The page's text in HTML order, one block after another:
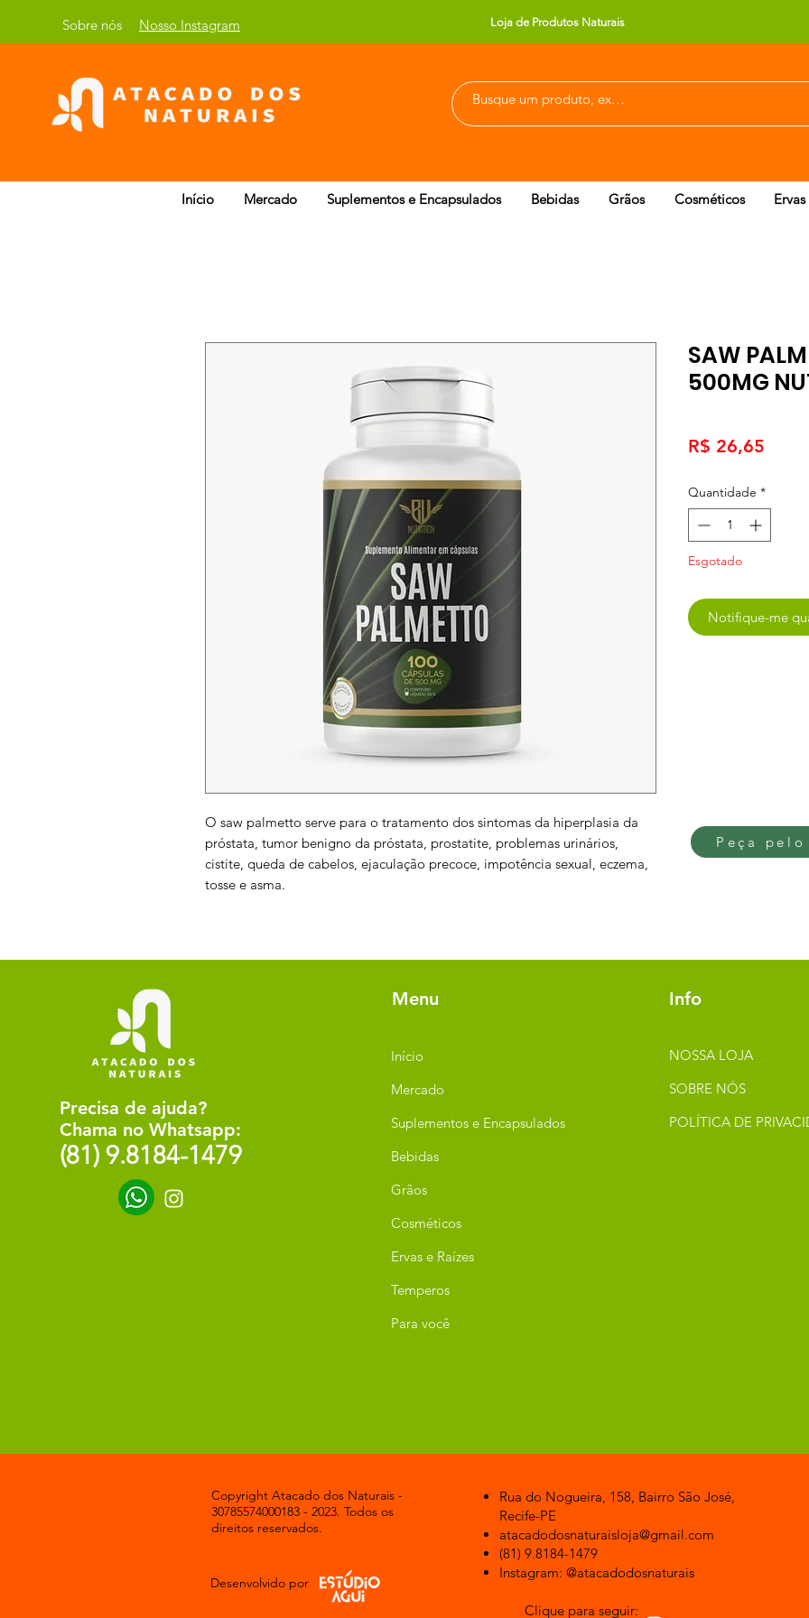
Sobre nós Nosso Instagram Loja de Produtos Naturais
Início Mercado Suplementos e Encapsulados Bebidas Grãos Cosméticos
O saw palmetto serve para o tratamento dos sintomas da hiperplasia da
próstata, tumor benigno da próstata, prostatite, problemas urinários,
cistite, queda de cabelos, ejaculação precoce, impotência sexual, eczema,
tosse e asma.
SAW
500MG
R$ 26,65
Quantidade *
Esgotado
Notifique-me
Peça pelo
Precisa de ajuda?
Chama no Whatsapp:
(81) 9.8184-1479
Menu
Início
Mercado
Suplementos e Encapsulados
Bebidas
Grãos
Cosméticos
Ervas e Raízes
Temperos
Para você
Info
NOSSA LOJA
SOBRE NÓS
POLÍTICA DE
Copyright Atacado dos Naturais -
30785574000183 - 2023. Todos os
direitos reservados.
Desenvolvido por
Rua do Nogueira, 158, Bairro São José,
Recife-PE
atacadodosnaturaisloja@gmail.com
(81) 9.8184-1479
Instagram: @atacadodosnaturais
Clique para seguir: